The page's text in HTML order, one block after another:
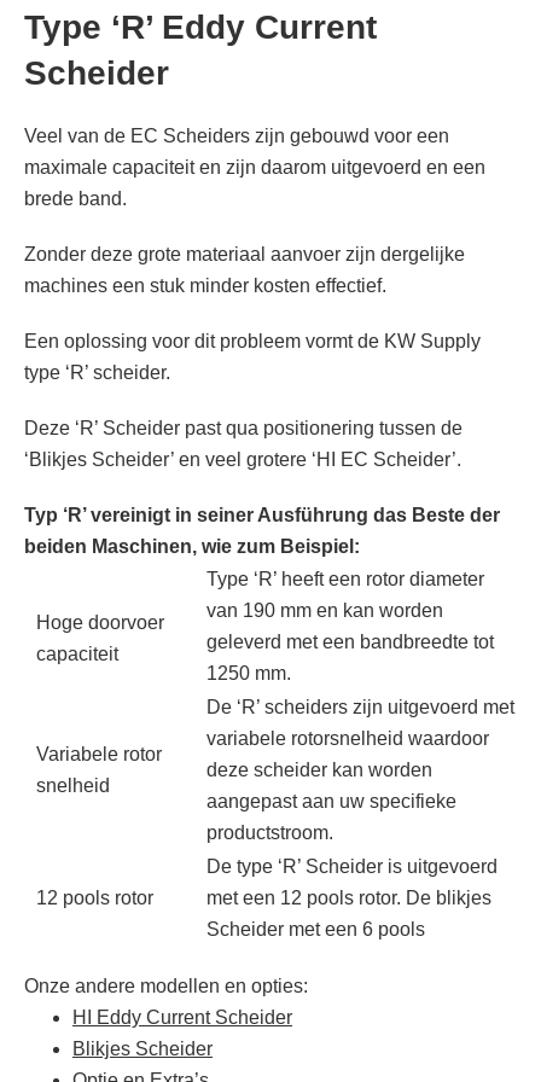
Type ‘R’ Eddy Current
Scheider
Veel van de EC Scheiders zijn gebouwd voor een
maximale capaciteit en zijn daarom uitgevoerd en een
brede band.
Zonder deze grote materiaal aanvoer zijn dergelijke
machines een stuk minder kosten effectief.
Een oplossing voor dit probleem vormt de KW Supply
type ‘R’ scheider.
Deze ‘R’ Scheider past qua positionering tussen de
‘Blikjes Scheider’ en veel grotere ‘HI EC Scheider’.
Typ ‘R’ vereinigt in seiner Ausführung das Beste der
beiden Maschinen, wie zum Beispiel:
Hoge doorvoer
capaciteit
Type ‘R’ heeft een rotor diameter
van 190 mm en kan worden
geleverd met een bandbreedte tot
1250 mm.
Variabele rotor
snelheid
De ‘R’ scheiders zijn uitgevoerd met
variabele rotorsnelheid waardoor
deze scheider kan worden
aangepast aan uw specifieke
productstroom.
12 pools rotor
De type ‘R’ Scheider is uitgevoerd
met een 12 pools rotor. De blikjes
Scheider met een 6 pools
Onze andere modellen en opties:
HI Eddy Current Scheider
Blikjes Scheider